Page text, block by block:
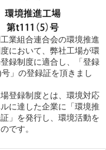
業組合連合会の環境推進
において、弊社工場が環
録制度に適合し、「登録
」の登録証を頂きまし
登録制度とは、環境対応
に達した企業に「環境推
」を発行し、環境活動を
です。